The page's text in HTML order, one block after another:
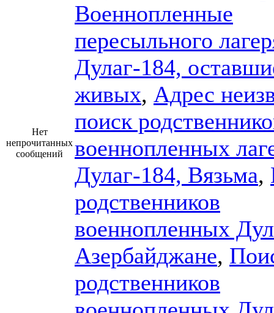
Нет
непрочитанных
сообщений
Военнопленные
пересыльного
Дулаг-184,
живых, Адрес
поиск
военнопленных
Дулаг-184, Вязьма,
родственников
военнопленных
Азербайджане,
родственников